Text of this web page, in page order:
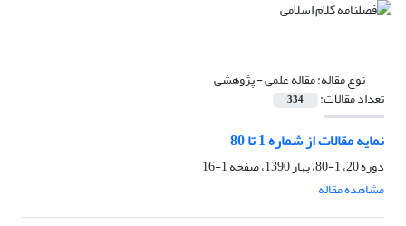
نوع مقاله:مقاله علمی - پژوهشی
تعداد مقالات: 334
نمایه مقالات از شماره 1 تا 80
دوره 20، 1-80، بهار 1390، صفحه
1-16
مشاهده مقاله